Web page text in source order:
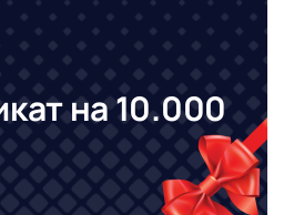
на 10.000